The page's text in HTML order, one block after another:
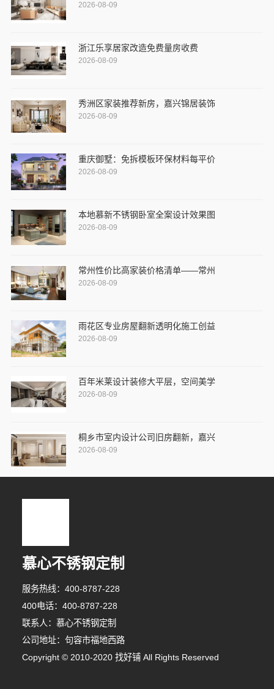
2026-08-09
浙江乐享居家改造免费量房收费
2026-08-09
秀洲区家装推荐新房，嘉兴锦居装饰
2026-08-09
重庆御墅：免拆模板环保材料每平价
2026-08-09
本地慕新不锈钢卧室全案设计效果图
2026-08-09
常州性价比高家装价格清单——常州
2026-08-09
雨花区专业房屋翻新透明化施工创益
2026-08-09
百年米莱设计装修大平层，空间美学
2026-08-09
桐乡市室内设计公司旧房翻新，嘉兴
2026-08-09
慕心不锈钢定制
服务热线：400-8787-228
400电话：400-8787-228
联系人：慕心不锈钢定制
公司地址：句容市福地西路
Copyright © 2010-2020 找好铺 All Rights Reserved